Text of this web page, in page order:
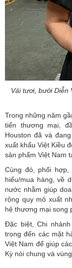
Vải tươi, bưởi Diễn
Trong những năm
tiến thương mại,
Houston đã và
xuất khẩu Việt Kiều
sản phẩm Việt Nam
Cùng đó, phối
hiểu/mua hàng, về
nước nhằm giúp
rộng quy mô xuất
hệ thương mại song
Đặc biệt, Chi
trọng đến các mặt
Việt Nam để giúp
Kỳ nói chung và